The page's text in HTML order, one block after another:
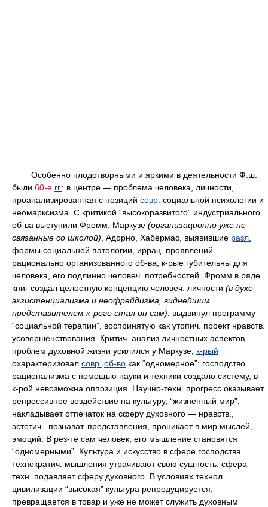
Особенно плодотворными и яркими в деятельности Ф.ш.
были 60-е гг.: в центре — проблема человека, личности,
проанализированная с позиций совр. социальной психологии и
неомарксизма. С критикой “высокоразвитого” индустриального
об-ва выступили Фромм, Маркузе (организационно уже не
связанные со школой) , Адорно, Хабермас, выявившие разл.
формы социальной патологии, иррац. проявлений
рационально организованного об-ва, к-рые губительны для
человека, его подлинно человеч. потребностей. Фромм в ряде
книг создал целостную концепцию человеч. личности (в духе
экзистенциализма и неофрейдизма, виднейшим
представителем к-рого стал он сам) , выдвинул программу
“социальной терапии”, воспринятую как утопич. проект нравств.
усовершенствования. Критич. анализ личностных аспектов,
проблем духовной жизни усилился у Маркузе, к-рый
охарактеризовал совр. об-во как “одномерное”: господство
рационализма с помощью науки и техники создало систему, в
к-рой невозможна оппозиция. Научно-техн. прогресс оказывает
репрессивное воздействие на культуру, “жизненный мир”,
накладывает отпечаток на сферу духовного — нравств.,
эстетич., познават. представления, проникает в мир мыслей,
эмоций. В рез-те сам человек, его мышление становятся
“одномерными”. Культура и искусство в сфере господства
технократич. мышления утрачивают свою сущность: сфера
техн. подавляет сферу духовного. В условиях технол.
цивилизации “высокая” культура репродуцируется,
превращается в товар и уже не может служить духовным